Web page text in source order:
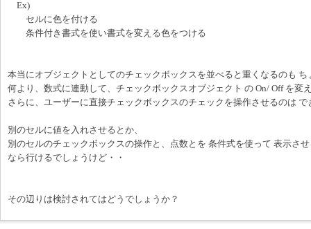
Ex)
セルに色を付ける
条件付き書式を使い書式を変える色をつける
本当にオブジェクトとしてのチェックボックスを並べると重くなるのも ち
何より、数式に連動して、チェックボックスオブジェクト の On/ Off を変
さらに、ユーザーに直接チェックボックスのチェックを操作させるのは
別のセルに値を入れさせるとか、
別のセルのチェックボックスの操作と、点数とを 条件式を使って 表示さ
なら行けるでしょうけど・・
その辺りは検討されてはどうでしょうか？